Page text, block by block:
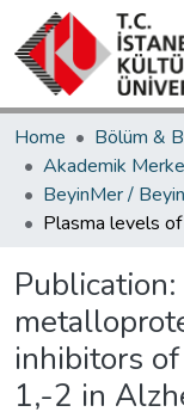
Home
Bölüm &
Publication:
inhibitors
1,-2 in